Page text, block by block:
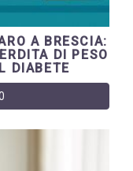
A BRESCIA:
DI PESO
DIABETE